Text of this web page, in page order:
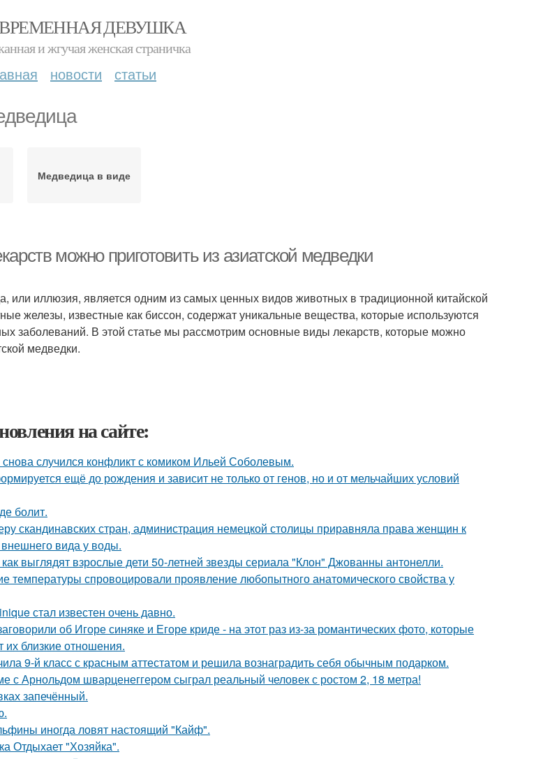
ДЕВУШКА
и жгучая женская страничка
новости статьи
Медведица в виде
можно приготовить из азиатской медведки
или иллюзия, является одним из самых ценных видов животных в традиционной китайской
железы, известные как биссон, содержат уникальные вещества, которые используются
заболеваний. В этой статье мы рассмотрим основные виды лекарств, которые можно
медведки.
на сайте:
случился конфликт с комиком Ильей Соболевым.
ещё до рождения и зависит не только от генов, но и от мельчайших условий
болит.
скандинавских стран, администрация немецкой столицы приравняла права женщин к
вида у воды.
как выглядят взрослые дети 50-летней звезды сериала "Клон" Джованны антонелли.
температуры спровоцировали проявление любопытного анатомического свойства у
стал известен очень давно.
об Игоре синяке и Егоре криде - на этот раз из-за романтических фото, которые
близкие отношения.
9-й класс с красным аттестатом и решила вознаградить себя обычным подарком.
с Арнольдом шварценеггером сыграл реальный человек с ростом 2, 18 метра!
запечённый.
иногда ловят настоящий "Кайф".
Отдыхает "Хозяйка".